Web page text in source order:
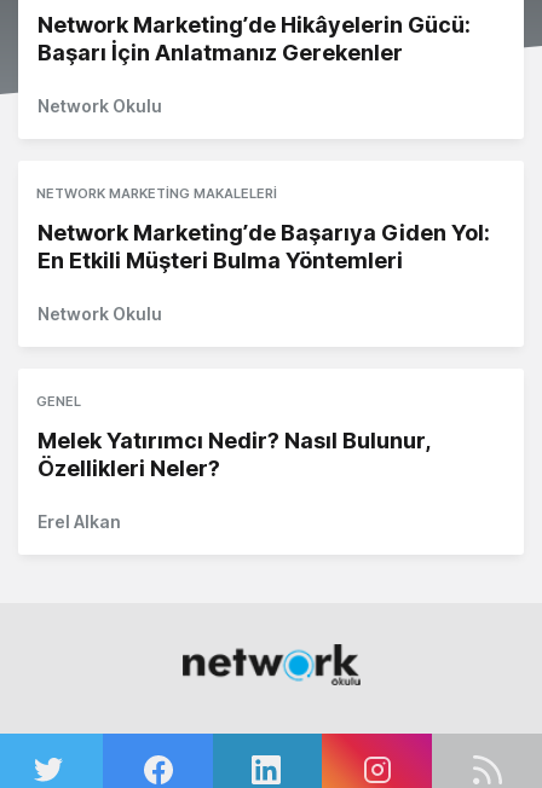
Network Marketing’de Hikâyelerin Gücü:
Başarı İçin Anlatmanız Gerekenler
Network Okulu
NETWORK MARKETING MAKALELERI
Network Marketing’de Başarıya Giden Yol:
En Etkili Müşteri Bulma Yöntemleri
Network Okulu
GENEL
Melek Yatırımcı Nedir? Nasıl Bulunur,
Özellikleri Neler?
Erel Alkan